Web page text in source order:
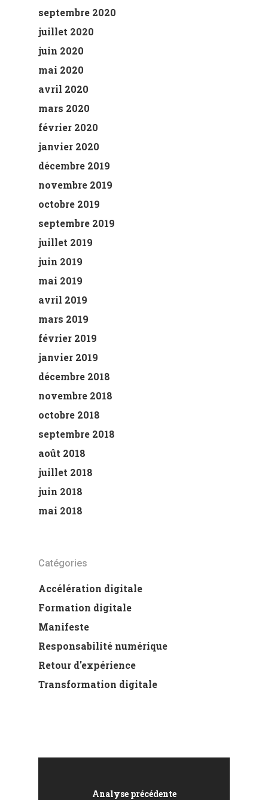
septembre 2020
juillet 2020
juin 2020
mai 2020
avril 2020
mars 2020
février 2020
janvier 2020
décembre 2019
novembre 2019
octobre 2019
septembre 2019
juillet 2019
juin 2019
mai 2019
avril 2019
mars 2019
février 2019
janvier 2019
décembre 2018
novembre 2018
octobre 2018
septembre 2018
août 2018
juillet 2018
juin 2018
mai 2018
Catégories
Accélération digitale
Formation digitale
Manifeste
Responsabilité numérique
Retour d'expérience
Transformation digitale
Analyse précédente